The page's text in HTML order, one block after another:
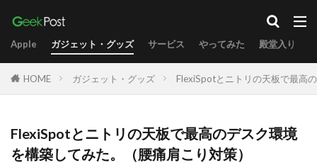
Apple ガジェット・グッズ サービス やってみた 殿堂入り
HOME ガジェット・グッズ FlexiSpotとニトリの天板で最高
FlexiSpotとニトリの天板で最高のデスク環境
を構築してみた。（腰痛肩こり対策）